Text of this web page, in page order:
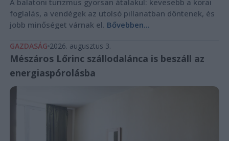
A balatoni turizmus gyorsan átalakul: kevesebb a korai
foglalás, a vendégek az utolsó pillanatban döntenek, és
jobb minőséget várnak el. Bővebben...
GAZDASÁG 2026. augusztus 3.
Mészáros Lőrinc szállodalánca is beszáll az
energiaspórolásba